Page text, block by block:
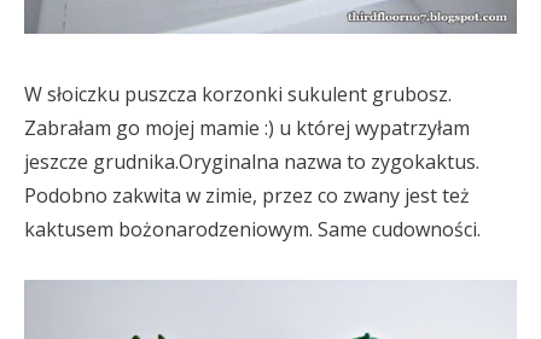
W słoiczku puszcza korzonki sukulent grubosz.
Zabrałam go mojej mamie :) u której wypatrzyłam
jeszcze grudnika.Oryginalna nazwa to zygokaktus.
Podobno zakwita w zimie, przez co zwany jest też
kaktusem bożonarodzeniowym. Same cudowności.